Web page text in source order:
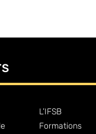
L’IFSB
Formations